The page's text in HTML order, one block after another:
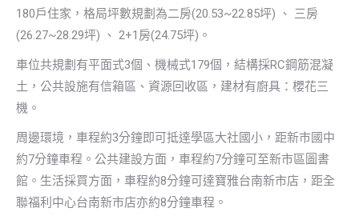
180戶住家，格局坪數規劃為二房(20.53~22.85坪) 、 三房
(26.27~28.29坪) 、 2+1房(24.75坪)。
車位共規劃有平面式3個、機械式179個，結構採RC鋼筋混凝
土，公共設施有信箱區、資源回收區，建材有廚具：櫻花三
機。
周邊環境，車程約3分鐘即可抵達學區大社國小，距新市國中
約7分鐘車程。公共建設方面，車程約7分鐘可至新市區圖書
館。生活採買方面，車程約8分鐘可達寶雅台南新市店，距全
聯福利中心台南新市店亦約8分鐘車程。